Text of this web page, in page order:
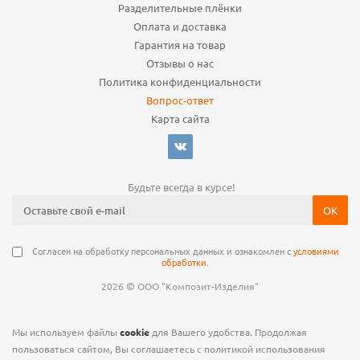
Разделительные плёнки
Оплата и доставка
Гарантия на товар
Отзывы о нас
Политика конфиденциальности
Вопрос-ответ
Карта сайта
Будьте всегда в курсе!
Согласен на обработку персональных данных и ознакомлен сусловиями
обработки
2026 © ООО "Композит-Изделия"
Мы используем файлы cookie для Вашего удобства. Продолжая
пользоваться сайтом, Вы соглашаетесь с политикой использования